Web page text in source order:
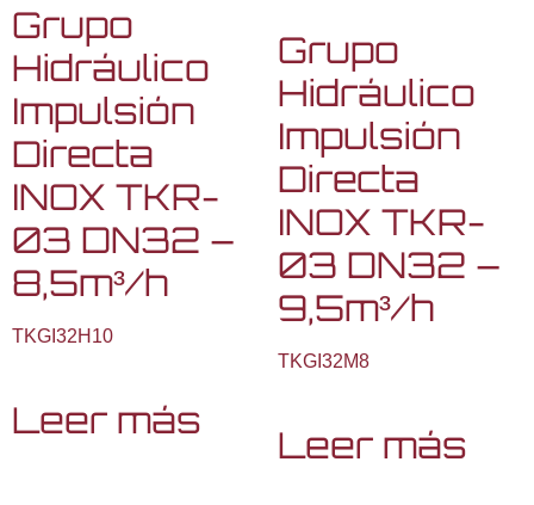
Grupo
Hidráulico
Impulsión
Directa
INOX TKR-
03 DN32 –
8,5m³/h
TKGI32H10
Leer más
Grupo
Hidráulico
Impulsión
Directa
INOX TKR-
03 DN32 –
9,5m³/h
TKGI32M8
Leer más